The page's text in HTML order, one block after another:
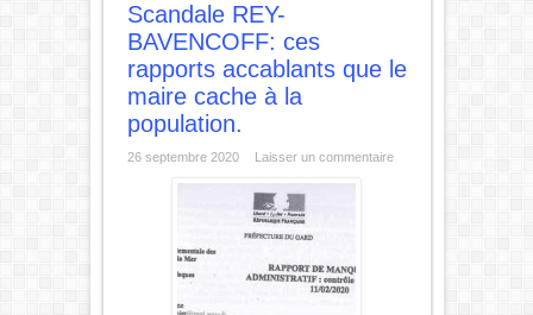
Scandale REY-
BAVENCOFF: ces
rapports accablants que le
maire cache à la
population.
26 septembre 2020 Laisser un commentaire